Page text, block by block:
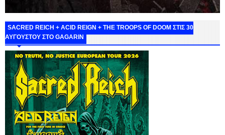
SACRED REICH + ACID REIGN + THE TROOPS OF DOOM ΣΤΙΣ 30
ΑΥΓΟΥΣΤΟΥ ΣΤΟ GAGARIN